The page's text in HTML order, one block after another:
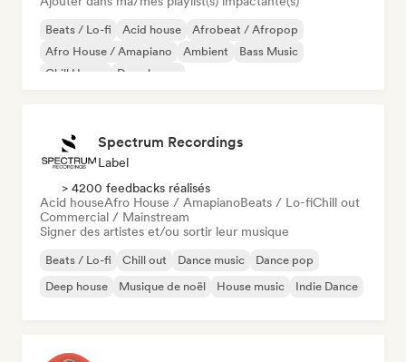
Beats / Lo-fi Acid house
Afrobeat / Afropop
Afro House / Amapiano
Ambient
Bass Music
Chill House
Deep house
Spectrum Recordings
Label
> 4200 feedbacks réalisés
Acid houseAfro House / AmapianoBeats / Lo-fiChill out
Commercial / Mainstream
Signer des artistes et/ou sortir leur musique
Beats / Lo-fi Chill out Dance music
Dance pop
Deep house
Musique de noël House music Indie Dance